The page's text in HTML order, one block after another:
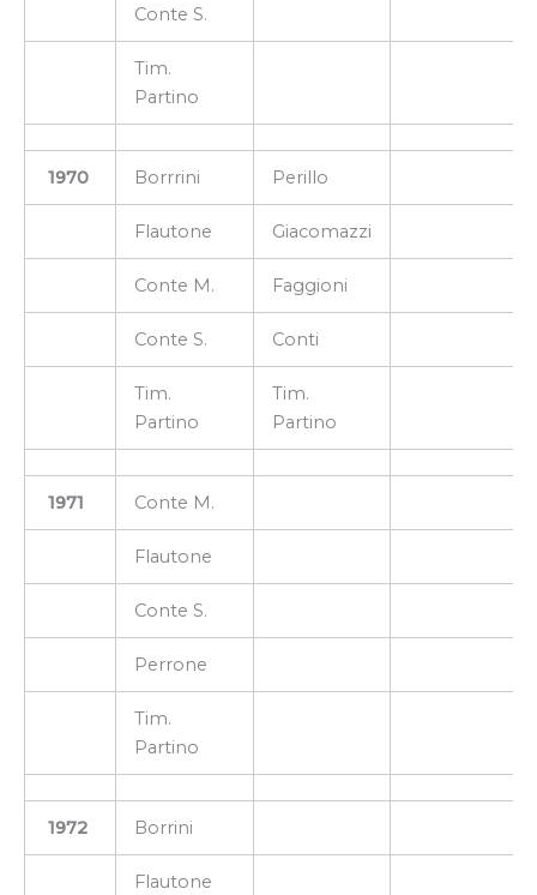
Conte S.
Tim.
Partino
1970 Borrrini Perillo
Flautone Giacomazzi
Conte M. Faggioni
Conte S. Conti
Tim.
Partino
Tim.
Partino
1971 Conte M.
Flautone
Conte S.
Perrone
Tim.
Partino
1972 Borrini
Flautone